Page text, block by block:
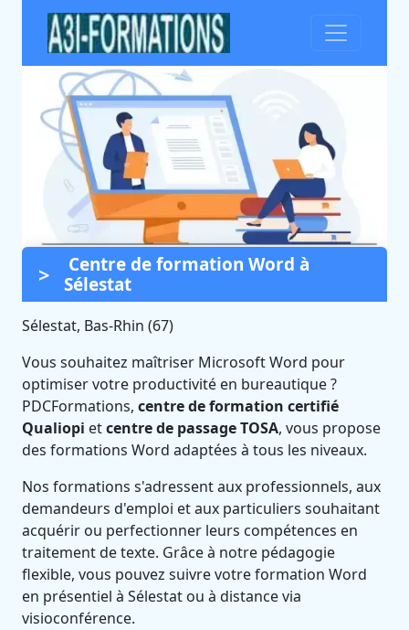
Formation Word à Sélestat
(Bas-Rhin)
Certifié Qualiopi et éligible CPF
Centre de formation Word à
Sélestat
Sélestat, Bas-Rhin (67)
Vous souhaitez maîtriser Microsoft Word pour
optimiser votre productivité en bureautique ?
PDCFormations, centre de formation certifié
Qualiopi etcentre de passage TOSA, vous propose
des formations Word adaptées à tous les niveaux.
Nos formations s'adressent aux professionnels, aux
demandeurs d'emploi et aux particuliers souhaitant
acquérir ou perfectionner leurs compétences en
traitement de texte. Grâce à notre pédagogie
flexible, vous pouvez suivre votre formation Word
en présentiel à Sélestat ou à distance via
visioconférence.